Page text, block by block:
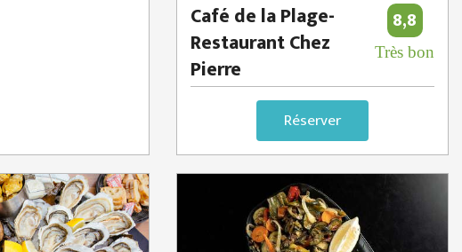
Café de la Plage-
Restaurant Chez
Pierre
8,8
Très bon
Réserver